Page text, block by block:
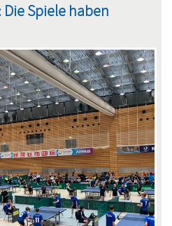
Spiele haben